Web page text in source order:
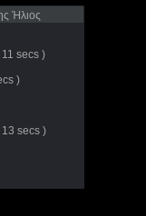
Ήλιος
secs )
)
secs )